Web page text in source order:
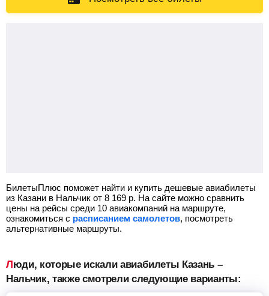
БилетыПлюс поможет найти и купить дешевые авиабилеты
из Казани в Нальчик от 8 169 р. На сайте можно сравнить
цены на рейсы среди 10 авиакомпаний на маршруте,
ознакомиться с расписанием самолетов, посмотреть
альтернативные маршруты.
Люди, которые искали авиабилеты Казань –
Нальчик, также смотрели следующие варианты: